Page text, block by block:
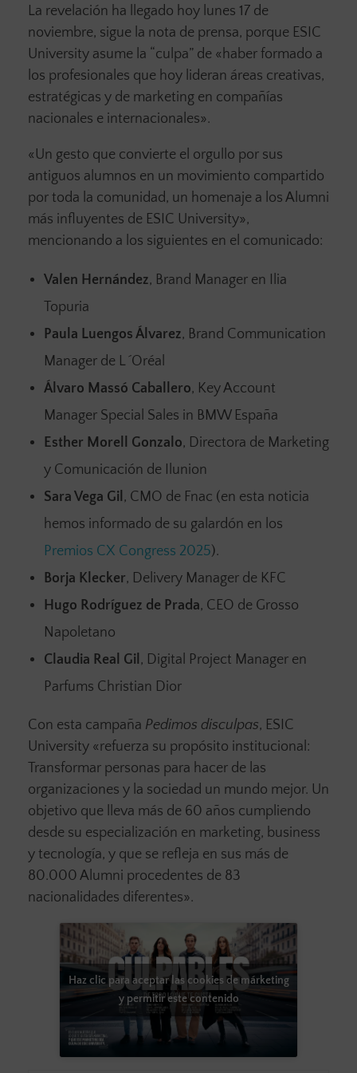
La revelación ha llegado hoy lunes 17 de
noviembre, sigue la nota de prensa, porque ESIC
University asume la “culpa” de «haber formado a
los profesionales que hoy lideran áreas creativas,
estratégicas y de marketing en compañías
nacionales e internacionales».
«Un gesto que convierte el orgullo por sus
antiguos alumnos en un movimiento compartido
por toda la comunidad, un homenaje a los Alumni
más influyentes de ESIC University»,
mencionando a los siguientes en el comunicado:
Valen Hernández, Brand Manager en Ilia
Topuria
Paula Luengos Álvarez, Brand Communication
Manager de L ´Oréal
Álvaro Massó Caballero, Key Account
Manager Special Sales in BMW España
Esther Morell Gonzalo, Directora de Marketing
y Comunicación de Ilunion
Sara Vega Gil, CMO de Fnac (en esta noticia
hemos informado de su galardón en los
Premios CX Congress 2025).
Borja Klecker, Delivery Manager de KFC
Hugo Rodríguez de Prada, CEO de Grosso
Napoletano
Claudia Real Gil, Digital Project Manager en
Parfums Christian Dior
Con esta campaña Pedimos disculpas, ESIC
University «refuerza su propósito institucional:
Transformar personas para hacer de las
organizaciones y la sociedad un mundo mejor. Un
objetivo que lleva más de 60 años cumpliendo
desde su especialización en marketing, business
y tecnología, y que se refleja en sus más de
80.000 Alumni procedentes de 83
nacionalidades diferentes».
Haz clic para aceptar las cookies de márketing
y permitir este contenido